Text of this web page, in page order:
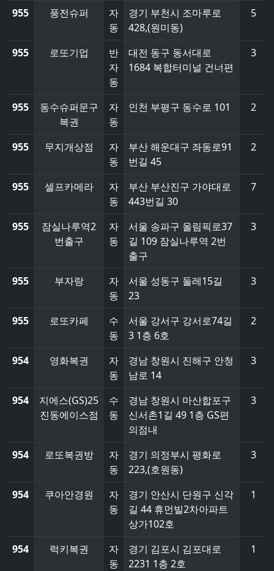
955 풍전슈퍼
자
동
경기 부천시 조마루로
428,(원미동)
5
955 로또기업
반
자
동
대전 동구 동서대로
1684 복합터미널 건너편
3
955
동수슈퍼문구
복권
자
동
인천 부평구 동수로 101 2
955 무지개상점
자
동
부산 해운대구 좌동로91
번길 45
2
955 셀프카메라
자
동
부산 부산진구 가야대로
443번길 30
7
955
잠실나루역2
번출구
자
동
서울 송파구 올림픽로37
길 109 잠실나루역 2번
출구
3
955 부자랑
자
동
서울 성동구 둘레15길
23
3
955 로또카페
수
동
서울 강서구 강서로74길
3 1층 6호
2
954 영화복권
자
동
경남 창원시 진해구 안청
남로 14
3
954
지에스(GS)25
진동에이스점
수
동
경남 창원시 마산합포구
신서촌1길 49 1층 GS편
의점내
3
954 로또복권방
자
동
경기 의정부시 평화로
223,(호원동)
3
954 쿠아안경원
자
동
경기 안산시 단원구 신각
길 44 휴먼빌2차아파트
상가102호
1
954 럭키복권
자
동
경기 김포시 김포대로
2231 1층 2호
1